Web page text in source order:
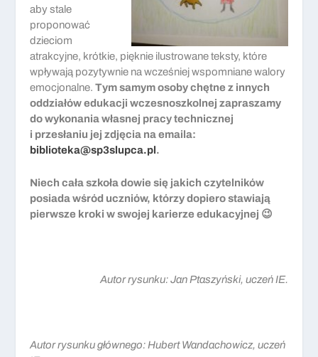
aby stale
proponować
dzieciom
atrakcyjne, krótkie, pięknie ilustrowane teksty, które
wpływają pozytywnie na wcześniej wspomniane walory
emocjonalne.Tym samym osoby chętne z innych
oddziałów edukacji wczesnoszkolnej zapraszamy
do wykonania własnej pracy technicznej
i przesłaniu jej zdjęcia na emaila:
biblioteka@sp3slupca.pl.
Niech cała szkoła dowie się jakich czytelników
posiada wśród uczniów, którzy dopiero stawiają
pierwsze kroki w swojej karierze edukacyjnej 😉
Autor rysunku: Jan Ptaszyński, uczeń IE.
Autor rysunku głównego: Hubert Wandachowicz, uczeń